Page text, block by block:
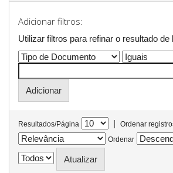
Adicionar filtros:
Utilizar filtros para refinar o resultado de
Resultados/Página |
Ordenar
Ordenar